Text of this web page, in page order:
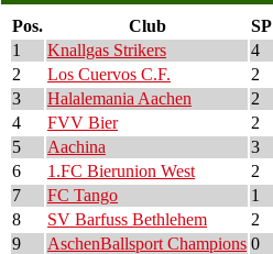
Pos. Club SP
1
Knallgas Strikers 4
2
Los Cuervos C.F. 2
3
Halalemania Aachen 2
4
FVV Bier 2
5
Aachina 3
6
1.FC Bierunion West 2
7
FC Tango 1
8
SV Barfuss Bethlehem 2
9
AschenBallsport Champions 0